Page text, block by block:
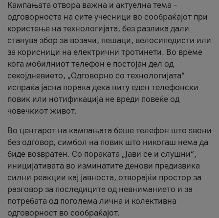
Кампањата отвора важна и актуелна тема –
одговорноста на сите учесници во сообраќајот при
користење на технологијата, без разлика дали
станува збор за возачи, пешаци, велосипедисти или
за корисници на електрични тротинети. Во време
кога мобилниот телефон е постојан дел од
секојдневието, „Одговорно со технологијата“
испраќа јасна порака дека ниту еден телефонски
повик или нотификација не вреди повеќе од
човечкиот живот.
Во центарот на кампањата беше телефон што ѕвони
без одговор, симбол на повик што никогаш нема да
биде возвратен. Со пораката „Јави се и слушни“,
иницијативата во изминатите денови предизвика
силни реакции кај јавноста, отворајќи простор за
разговор за последиците од невниманието и за
потребата од поголема лична и колективна
одговорност во сообраќајот.